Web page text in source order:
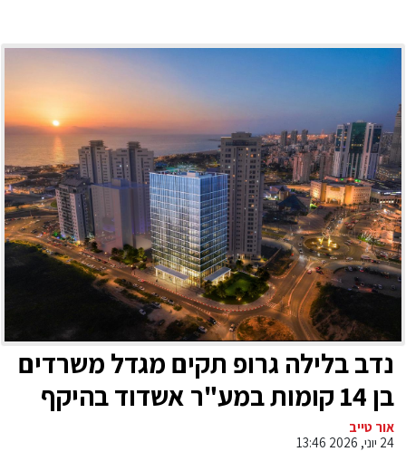
נדב בלילה גרופ תקים מגדל משרדים
בן 14 קומות במע"ר אשדוד בהיקף
השקעה של כ-180 מיליון שקלים
אור טייב
24 יוני, 2026 13:46